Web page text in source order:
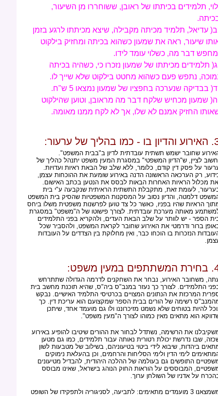
תלמידים בכיתתו של ראובן, ששוחררו מן השיעור,
עדיאל, תלמיד מכיתה מקבילה, שיצא מכיתתו לרגע בזמן
שיעור, ראה את שמעון כשהוא בכיתה ומחזיק בילקוט
דבר מה, כשלוי עומד לידו.
תלמידים מכיתתו של שמעון נזכרו כי, כשהיה בכיתה
נתפש פעם כשהוא מחטט בילקוט שלא שייך לו.
בבדיקה שנערכה בחפציו של שמעון נמצאו 5 ש"ח.
שמעון מכחיש שלקח דבר מה מראובן, וטוען שהילקוט
החזיק אמנם לא שלו, אך לא לקח ממנו מאומה.
של ערעור:
שחובר ישמש תשתית עובדתית לדיון ב"בבית המשפט".
לציין, ש"הדיון המשפטי" במסגרת המעין משפט יתנהל כהליך של
על פסק דין קודם, כלומר, ללא שלב של הבאת ראיות ועדויות.
רק הערכאה הראשונה הדנה באירוע שומעת את ההוכחות עצמן,
מכלול הראיות האחרות הבאות לבסס את הנטען בכתב האישום.
לעומת זאת, מתקבלת התשתית הראיתית שנקבעה ע"י בית
דלמטה, והדיון נסוב על המסקנות המשפטיות שהסיק בית המשפט
הראיות שהיו בפניו, כאשר כל צד טוען לפרשנות משפטית משלו ביחס
מאותה מערכת עובדתית. לצורך פישוטו של ה"משפט" במסגרת
הספר - יש לוותר על שלב הבאת העדים, ולהקריא בפני התלמידים
ברור ודרמטי את האירוע שחובר לקראת המשפט, ולהסביר שכל
הנזכרות בו הוכחו כבר, ואין מחלוקת בין הצדדים על העובדות
משפט:
משחובר האירוע, נבחר את השחקנים לדרמה הגדולה שתתרחש
התלמידים. לצורך כך נעזר במנב"ס ביה"ס, שהיא תוכנת מחשב בית
המרכזת את הנתונים המצויים בכרטיסי התלמיד האישיים. נבקש
רשימה של הורים בבית הספר שמקצועם הוא עריכת דין. כך
להיות בטוחים שלא נשמט מזיכרוננו ולו גם מועמד אחד, שיתכן
הוא מתאים מאין כמוהו לצורך ה"מעין משפט".
את הרשימה, נשתדל לבחור את ההורים שיטיבו להופיע באירוע
שבו נדרשת יכולת רטורית נאותה עבור תלמידים, כמו גם מטען
ביהדות, שיבוא לידי ביטוי בטיעוניהם, בשילוב של מטבעות לשון
לימי הדין ולימי הסליחות והרחמים, וכן בהעלאת נימוקים
התופשים גם בעולמה של ההלכה היהודית, להבדיל מטיעונים
המבוססים על הוראות החוק הנוהג בישראל, שאינו מבוסס
על אדניו של השולחן ערוך.
משמצאנו 3 מועמדים מתאימים: לתביעה, לסניגוריה ולתפקידו של השופט